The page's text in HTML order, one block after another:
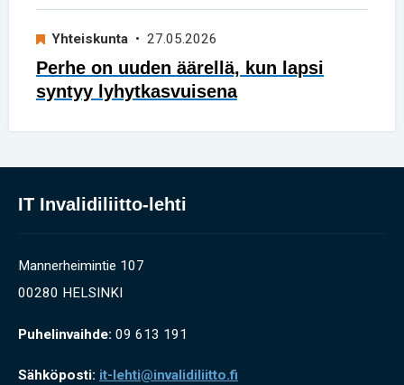
Yhteiskunta • 27.05.2026
Perhe on uuden äärellä, kun lapsi
syntyy lyhytkasvuisena
IT Invalidiliitto-lehti
Mannerheimintie 107
00280 HELSINKI
Puhelinvaihde: 09 613 191
Sähköposti: it-lehti@invalidiliitto.fi